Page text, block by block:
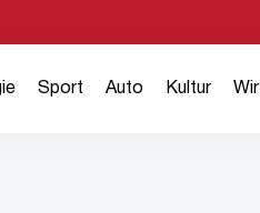
Sport Auto Kultur